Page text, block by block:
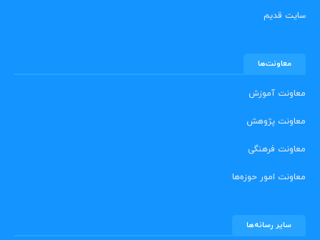
سایت قدیم
معاونت‌ها
معاونت آموزش
معاونت پژوهش
معاونت فرهنگی
معاونت امور حوزه‌ها
سایر رسانه‌ها